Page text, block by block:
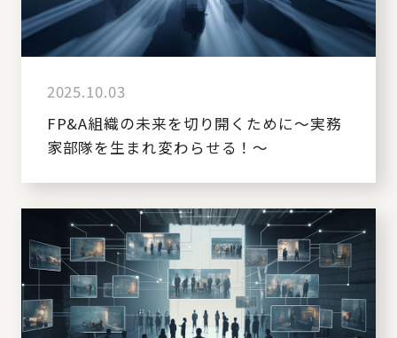
2025.10.03
FP&A組織の未来を切り開くために～実務
家部隊を生まれ変わらせる！～